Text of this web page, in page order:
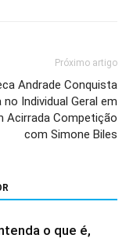
Próximo artigo
Andrade Conquista
no Individual Geral em
Acirrada Competição
com Simone Biles
o que é,